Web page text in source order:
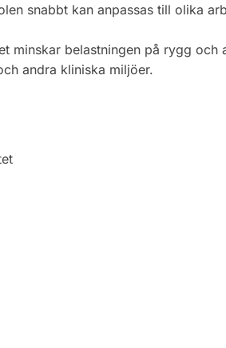
snabbt kan anpassas till olika
minskar belastningen på rygg
andra kliniska miljöer.